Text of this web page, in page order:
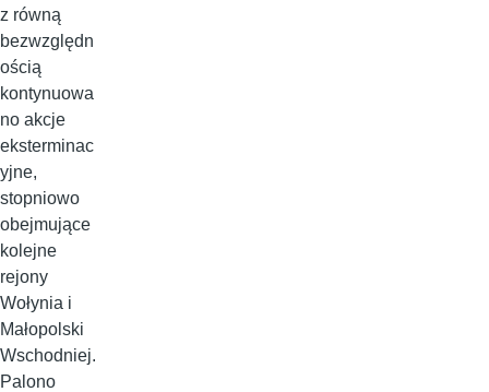
z równą
bezwzględn
ością
kontynuowa
no akcje
eksterminac
yjne,
stopniowo
obejmujące
kolejne
rejony
Wołynia i
Małopolski
Wschodniej.
Palono